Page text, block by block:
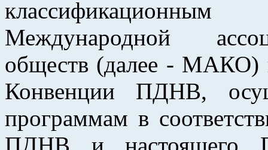
Международной
обществ (далее - МАКО)
Конвенции ПДНВ,
программам в
ПДНВ и настоящего